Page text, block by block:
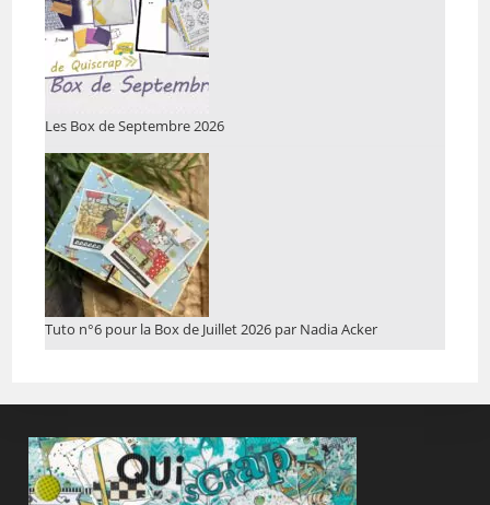
Les Box de Septembre 2026
Tuto n°6 pour la Box de Juillet 2026 par Nadia Acker